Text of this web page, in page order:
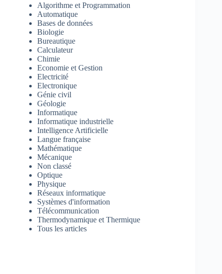
Algorithme et Programmation
Automatique
Bases de données
Biologie
Bureautique
Calculateur
Chimie
Economie et Gestion
Electricité
Electronique
Génie civil
Géologie
Informatique
Informatique industrielle
Intelligence Artificielle
Langue française
Mathématique
Mécanique
Non classé
Optique
Physique
Réseaux informatique
Systèmes d'information
Télécommunication
Thermodynamique et Thermique
Tous les articles